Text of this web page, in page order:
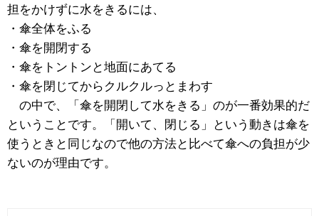
担をかけずに水をきるには、
・傘全体をふる
・傘を開閉する
・傘をトントンと地面にあてる
・傘を閉じてからクルクルっとまわす
の中で、「傘を開閉して水をきる」のが一番効果的だ
ということです。「開いて、閉じる」という動きは傘を
使うときと同じなので他の方法と比べて傘への負担が少
ないのが理由です。